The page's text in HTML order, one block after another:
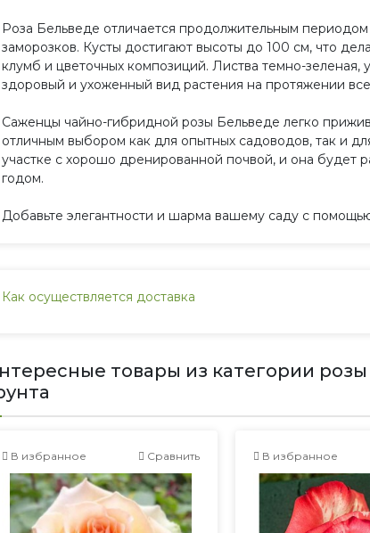
Роза Бельведе отличается продолжительным
заморозков. Кусты достигают высоты до 100 см, что
клумб и цветочных композиций. Листва темно-зеленая,
здоровый и ухоженный вид растения на протяжении
Саженцы чайно-гибридной розы Бельведе легко
отличным выбором как для опытных садоводов, так и
участке с хорошо дренированной почвой, и она будет
годом.
Добавьте элегантности и шарма вашему саду с
Как осуществляется доставка
товары из категории
В избранное Сравнить В избранное